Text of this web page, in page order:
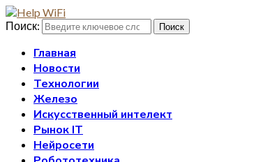
Поиск: Поиск
Главная
Новости
Технологии
Железо
Искусственный интелект
Рынок IT
Нейросети